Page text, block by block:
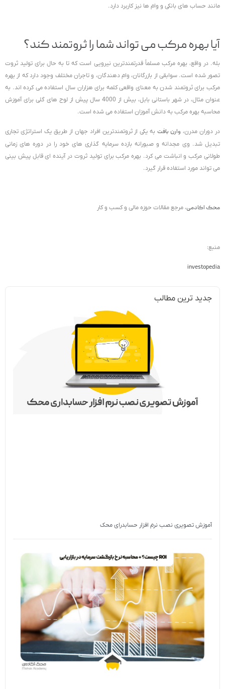
مانند حساب های بانکی و وام ها نیز کاربرد دارد.
آیا بهره مرکب می تواند شما را ثروتمند کند؟
بله. در واقع، بهره مرکب مسلماً قدرتمندترین نیرویی است که تا به حال برای تولید ثروت
تصور شده است. سوابقی از بازرگانان، وام دهندگان، و تاجران مختلف وجود دارد که از بهره
مرکب برای ثروتمند شدن به معنای واقعی کلمه برای هزاران سال استفاده می کرده اند. به
عنوان مثال، در شهر باستانی بابل، بیش از 4000 سال پیش از لوح های گلی برای آموزش
محاسبه بهره مرکب به دانش آموزان استفاده می شده است.
در دوران مدرن، وارن بافت به یکی از ثروتمندترین افراد جهان از طریق یک استراتژی تجاری
تبدیل شد. وی مجدانه و صبورانه بازده سرمایه گذاری های خود را در دوره های زمانی
طولانی مرکب و انباشت می کرد. بهره مرکب برای تولید ثروت در آینده ای قابل پیش بینی
می تواند مورد استفاده قرار گیرد.
محک اکادمی، مرجع مقالات حوزه مالی و کسب و کار
منبع:
investopedia
جدید ترین مطالب
آموزش تصویری نصب نرم افزار حسابدرای محک